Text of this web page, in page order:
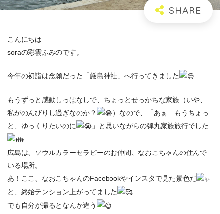
こんにちは
soraの彩雲ふみのです。
今年の初詣は念願だった「厳島神社」へ行ってきました
もうずっと感動しっぱなしで、ちょっとせっかちな家族（いや、
私がのんびりし過ぎなのか？
）なので、「あぁ…もうちょっ
と、ゆっくりたいのに
」と思いながらの弾丸家族旅行でした
広島は、ソウルカラーセラピーのお仲間、なおこちゃんの住んで
いる場所。
あ！ここ、なおこちゃんのFacebookやインスタで見た景色だ
と、終始テンション上がってました
でも自分が撮るとなんか違う